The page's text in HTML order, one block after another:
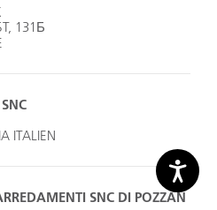
131Б
ITALIEN
SNC DI POZZAN